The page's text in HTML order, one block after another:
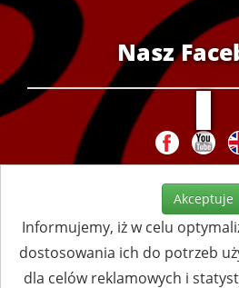
Nasz
Akceptuje
Informujemy, iż w celu
dostosowania ich do potrzeb
dla celów reklamowych i